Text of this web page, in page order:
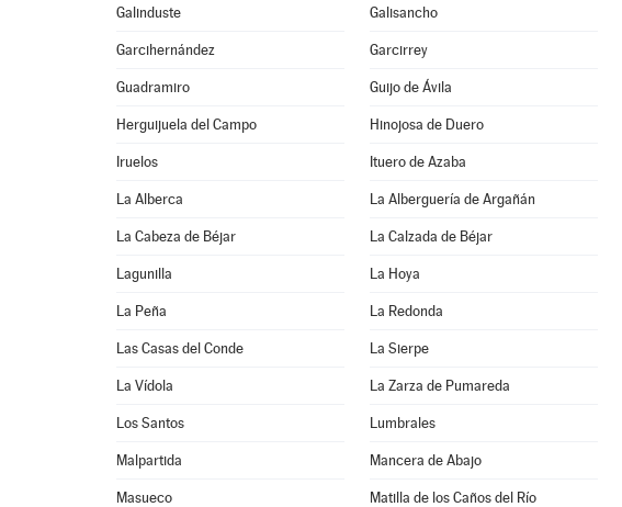
Galinduste Galisancho
Garcihernández Garcirrey
Guadramiro Guijo de Ávila
Herguijuela del Campo Hinojosa de Duero
Iruelos Ituero de Azaba
La Alberca La Alberguería de Argañán
La Cabeza de Béjar La Calzada de Béjar
Lagunilla La Hoya
La Peña La Redonda
Las Casas del Conde La Sierpe
La Vídola La Zarza de Pumareda
Los Santos Lumbrales
Malpartida Mancera de Abajo
Masueco Matilla de los Caños del Río